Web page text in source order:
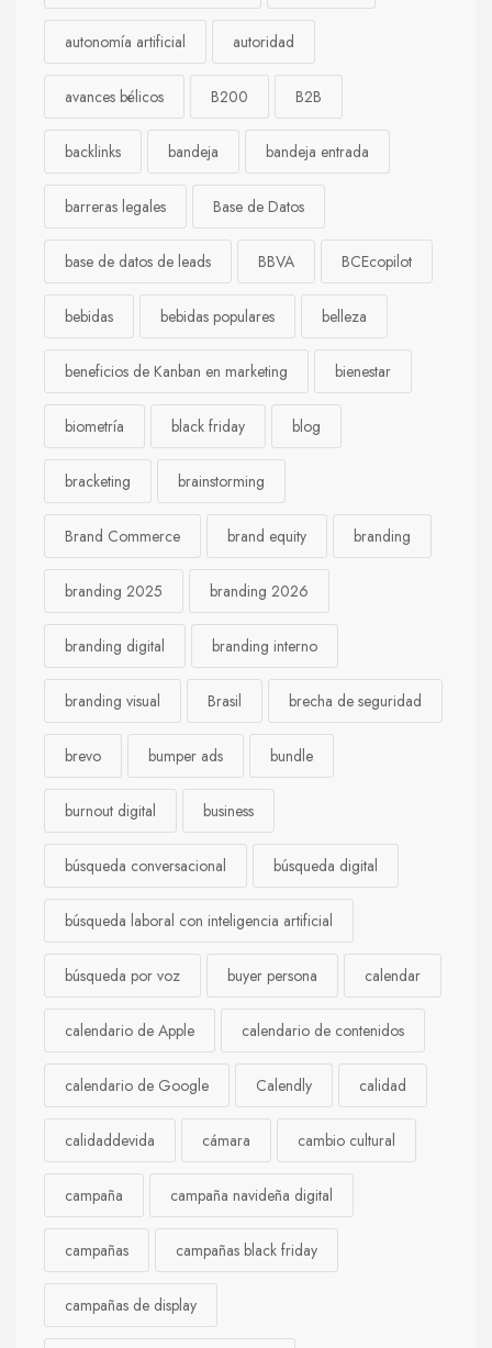
autonomía artificial autoridad
avances bélicos B200 B2B
backlinks bandeja bandeja entrada
barreras legales Base de Datos
base de datos de leads BBVA BCEcopilot
bebidas bebidas populares belleza
beneficios de Kanban en marketing bienestar
biometría black friday blog
bracketing brainstorming
Brand Commerce brand equity branding
branding 2025 branding 2026
branding digital branding interno
branding visual Brasil brecha de seguridad
brevo bumper ads bundle
burnout digital business
búsqueda conversacional búsqueda digital
búsqueda laboral con inteligencia artificial
búsqueda por voz buyer persona calendar
calendario de Apple calendario de contenidos
calendario de Google Calendly calidad
calidaddevida cámara cambio cultural
campaña campaña navideña digital
campañas campañas black friday
campañas de display